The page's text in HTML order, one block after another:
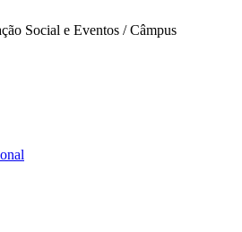
Social e Eventos / Câmpus